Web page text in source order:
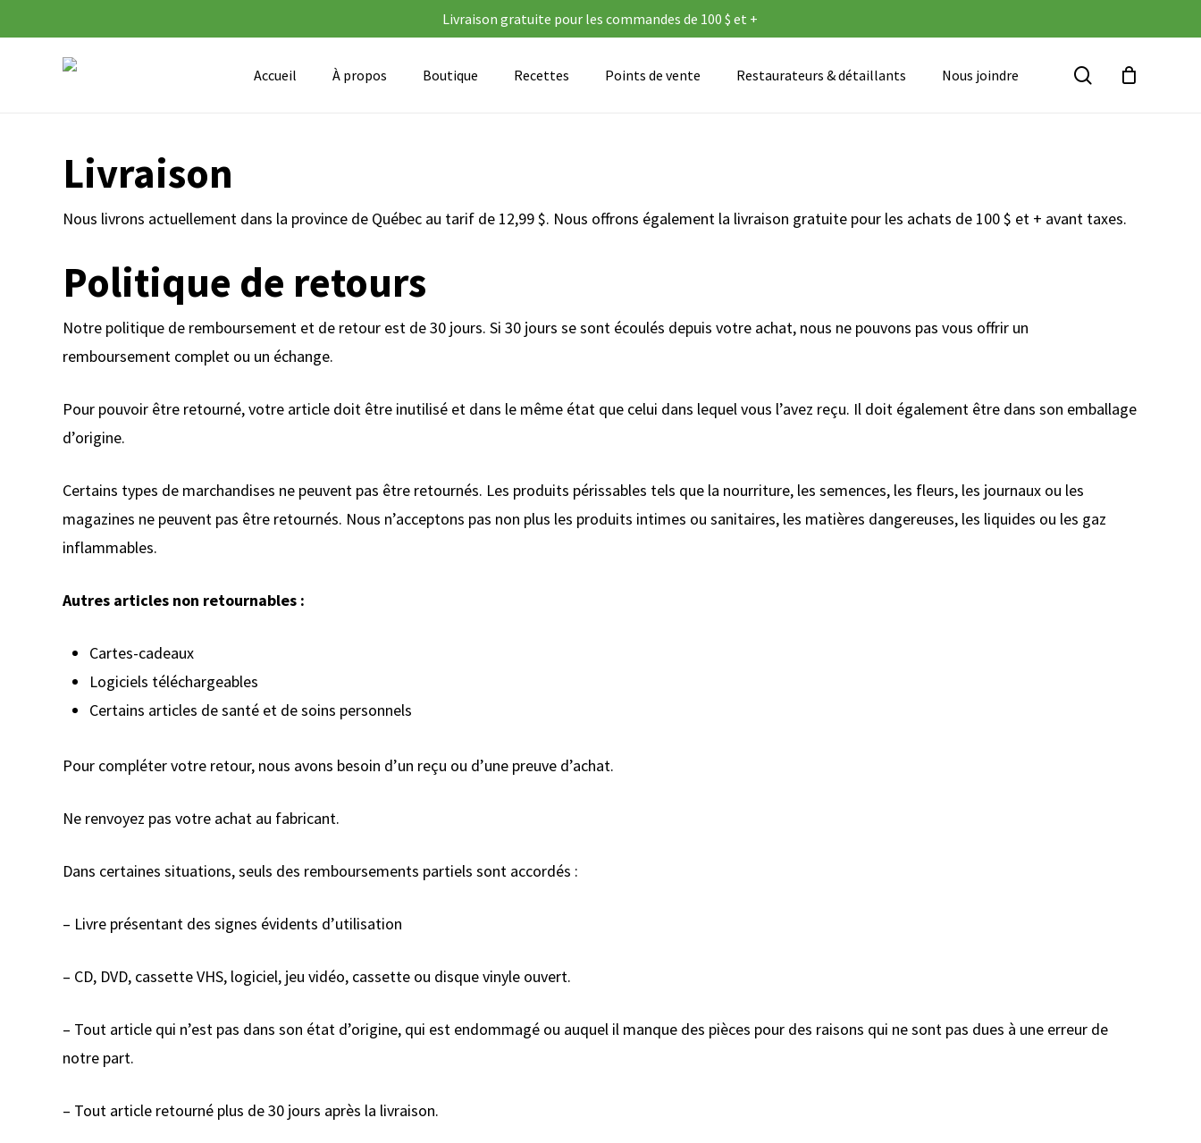
to
Livraison gratuite pour les commandes de 100 $ et +
Accueil À propos Boutique Recettes Points de vente Restaurateurs & détaillants Nous joindre search
Panier Close
Livraison
Nous livrons actuellement dans la province de Québec au tarif de 12,99 $. Nous offrons également la livraison gratuite pour les achats de 100 $ et + avant taxes.
Politique de retours
Notre politique de remboursement et de retour est de 30 jours. Si 30 jours se sont écoulés depuis votre achat, nous ne pouvons pas vous offrir un
remboursement complet ou un échange.
Pour pouvoir être retourné, votre article doit être inutilisé et dans le même état que celui dans lequel vous l’avez reçu. Il doit également être dans son emballage
d’origine.
Certains types de marchandises ne peuvent pas être retournés. Les produits périssables tels que la nourriture, les semences, les fleurs, les journaux ou les
magazines ne peuvent pas être retournés. Nous n’acceptons pas non plus les produits intimes ou sanitaires, les matières dangereuses, les liquides ou les gaz
inflammables.
Autres articles non retournables :
Cartes-cadeaux
Logiciels téléchargeables
Certains articles de santé et de soins personnels
Pour compléter votre retour, nous avons besoin d’un reçu ou d’une preuve d’achat.
Ne renvoyez pas votre achat au fabricant.
Dans certaines situations, seuls des remboursements partiels sont accordés :
– Livre présentant des signes évidents d’utilisation
– CD, DVD, cassette VHS, logiciel, jeu vidéo, cassette ou disque vinyle ouvert.
– Tout article qui n’est pas dans son état d’origine, qui est endommagé ou auquel il manque des pièces pour des raisons qui ne sont pas dues à une erreur de
notre part.
– Tout article retourné plus de 30 jours après la livraison.